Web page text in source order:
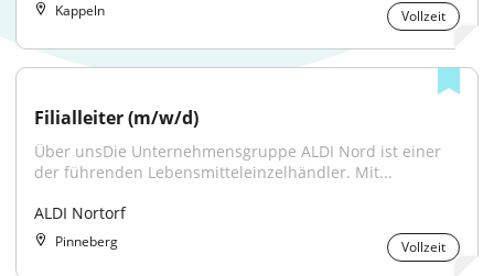
Kappeln Vollzeit
Filialleiter (m/w/d)
Über unsDie Unternehmensgruppe ALDI Nord ist einer
der führenden Lebensmitteleinzelhändler. Mit...
ALDI Nortorf
Pinneberg Vollzeit